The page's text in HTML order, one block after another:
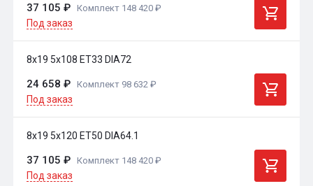
37 105 ₽ Комплект 148 420 ₽
Под заказ
8x19 5x108 ET33 DIA72
24 658 ₽ Комплект 98 632 ₽
Под заказ
8x19 5x120 ET50 DIA64.1
37 105 ₽ Комплект 148 420 ₽
Под заказ